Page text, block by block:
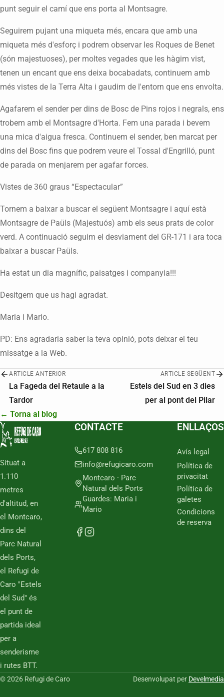
punt seguir el camí que ens porta al Montsagre.
Seguirem pujant una miqueta més, encara que amb una
miqueta més d'esforç i podrem observar les Roques de Benet
(són majestuoses), per moltes vegades que les hàgim vist,
tenen un encant que ens deixa bocabadats, continuem amb
més vistes de la Terra Alta i gaudim de l'entorn que ens envolta.
Agafarem el sender per dins de Bosc de Pins rojos i negrals, ens
trobem amb el Montsagre d'Horta. Fem una parada i bevem
una mica d'aigua fresca. Continuem el sender, ben marcat per
dins del Bosc fins que podrem veure el Tossal d'Engrilló, punt
de parada on menjarem per agafar forces.
Vistes de 360 graus “Espectacular”
Tornem a baixar a buscar el següent Montsagre i aquí està
Montsagre de Paüls (Majestuós) amb els seus prats de color
verd. A continuació seguim el desviament del GR-171 i ara toca
baixar a buscar Paüls.
Ha estat un dia magnífic, paisatges i companyia!!!
Desitgem que us hagi agradat.
Maria i Mario.
PD: Ens agradaria saber la teva opinió, pots deixar el teu
missatge a la Web.
ARTICLE ANTERIOR
La Fageda del Retaule a la
Tardor
ARTICLE SEGÜENT
Estels del Sud en 3 dies
per al pont del Pilar
← Torna al blog
Situat a
1.110
metres
d'altitud, en
el Montcaro,
dins del
Parc Natural
dels Ports,
el Refugi de
Caro "Estels
del Sud" és
el punt de
partida ideal
per a
senderisme
i rutes BTT.
CONTACTE
617 808 816
info@refugicaro.com
Montcaro · Parc
Natural dels Ports
Guardes: Maria i
Mario
ENLLAÇOS
Avís legal
Política de
privacitat
Política de
galetes
Condicions
de reserva
© 2026 Refugi de Caro Desenvolupat per Develmedia